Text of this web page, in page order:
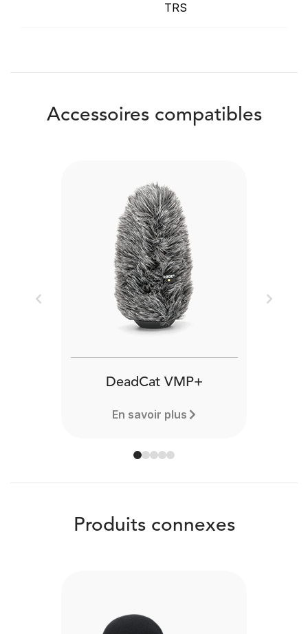
TRS
Accessoires compatibles
DeadCat VMP+
En savoir plus
Previous Next
Produits connexes